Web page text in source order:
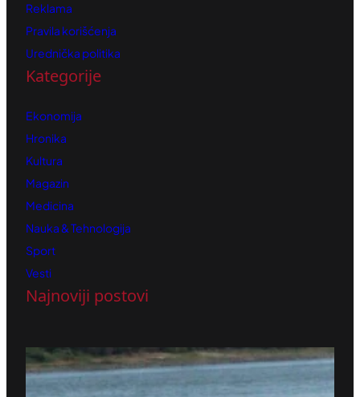
Reklama
Pravila korišćenja
Urednička politika
Kategorije
Ekonomija
Hronika
Kultura
Magazin
Medicina
Nauka & Tehnologija
Sport
Vesti
Najnoviji postovi